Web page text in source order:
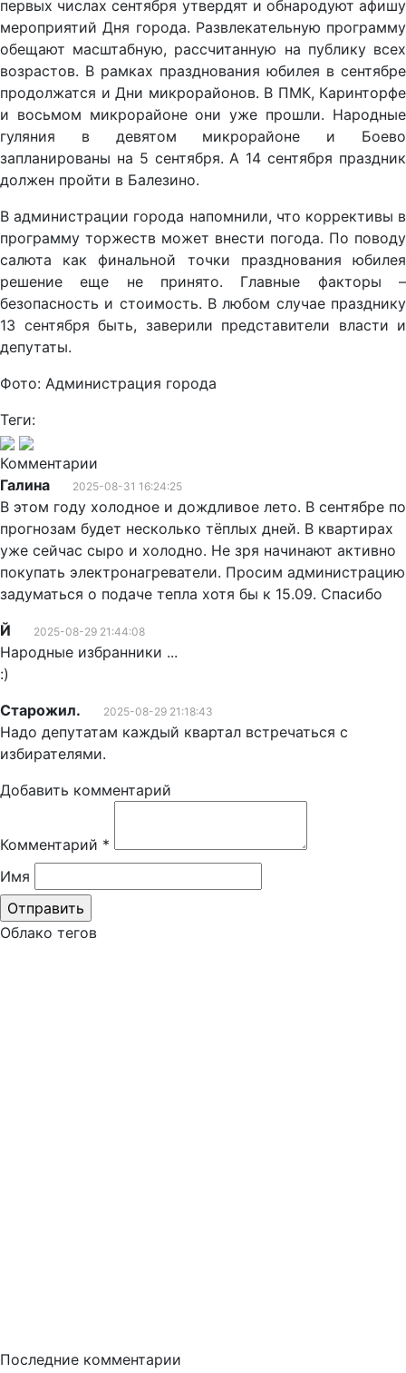
первых числах сентября утвердят и обнародуют афишу
мероприятий Дня города. Развлекательную программу
обещают масштабную, рассчитанную на публику всех
возрастов. В рамках празднования юбилея в сентябре
продолжатся и Дни микрорайонов. В ПМК, Каринторфе
и восьмом микрорайоне они уже прошли. Народные
гуляния в девятом микрорайоне и Боево
запланированы на 5 сентября. А 14 сентября праздник
должен пройти в Балезино.
В администрации города напомнили, что коррективы в
программу торжеств может внести погода. По поводу
салюта как финальной точки празднования юбилея
решение еще не принято. Главные факторы –
безопасность и стоимость. В любом случае празднику
13 сентября быть, заверили представители власти и
депутаты.
Фото: Администрация города
Теги:
Комментарии
Галина
2025-08-31 16:24:25
В этом году холодное и дождливое лето. В сентябре по
прогнозам будет несколько тёплых дней. В квартирах
уже сейчас сыро и холодно. Не зря начинают активно
покупать электронагреватели. Просим администрацию
задуматься о подаче тепла хотя бы к 15.09. Спасибо
Й
2025-08-29 21:44:08
Народные избранники ...
:)
Старожил.
2025-08-29 21:18:43
Надо депутатам каждый квартал встречаться с
избирателями.
Добавить комментарий
Комментарий *
Имя
Облако тегов
Последние комментарии